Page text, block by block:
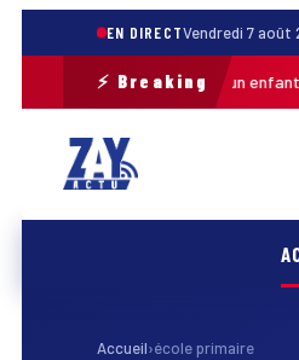
EN DIRECTVendredi 7 août
⚡ Breaking
Pas-de-Calais : un enfant
Accueil›école primaire